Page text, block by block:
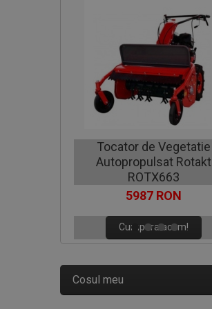
Tocator de Vegetatie
Autopropulsat Rotakt
ROTX663
5987 RON
Cumpara acum!
Cosul meu